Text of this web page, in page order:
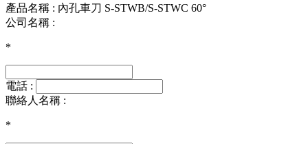
產品名稱 : 內孔車刀 S-STWB/S-STWC 60°
公司名稱 :
*
電話 :
聯絡人名稱 :
*